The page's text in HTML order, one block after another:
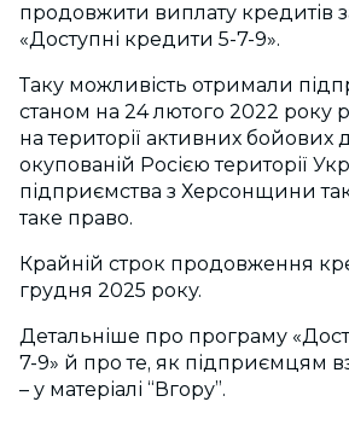
продовжити виплату кредитів
«Доступні кредити 5-7-9».
Таку можливість отримали
станом на 24 лютого 2022 року
на території активних бойових
окупованій Росією території
підприємства з Херсонщини
таке право.
Крайній строк продовження
грудня 2025 року.
Детальніше про програму
7-9» й про те, як підприємцям
– у матеріалі “Вгору”.